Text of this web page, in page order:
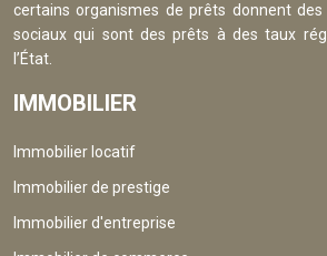
certains organismes de prêts donnent
sociaux qui sont des prêts à des taux
l’État.
IMMOBILIER
Immobilier locatif
Immobilier de prestige
Immobilier d'entreprise